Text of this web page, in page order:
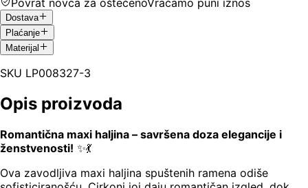
Dostava
Plaćanje
Materijal
SKU LP008327-3
Opis proizvoda
Romantična maxi haljina – savršena doza elegancije i
ženstvenosti! ✨💃
Ova zavodljiva maxi haljina spuštenih ramena odiše